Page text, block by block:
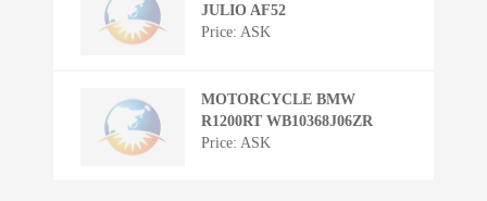
JULIO AF52
Price: ASK
MOTORCYCLE BMW
R1200RT WB10368J06ZR
Price: ASK